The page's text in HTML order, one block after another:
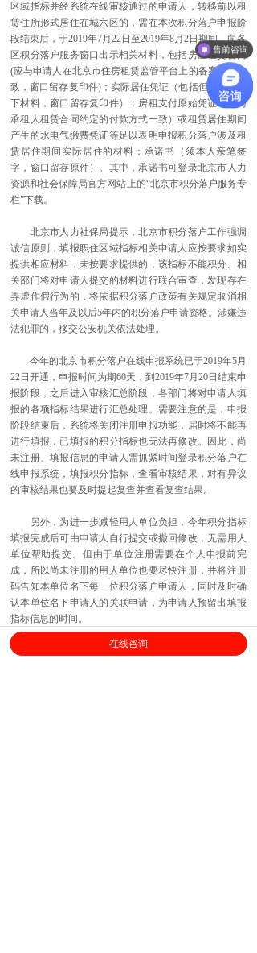
区域指标并经系统在线审核通过的申请人，转移前以租
赁住所形式居住在城六区的，需在本次积分落户申报阶
段结束后，于2019年7月22日至2019年8月2日期间，向各
区积分落户服务窗口出示相关材料，包括房屋租赁合同
(应与申请人在北京市住房租赁监管平台上的备案信息一
致，窗口留存复印件)；实际居住凭证（包括但不限于以
下材料，窗口留存复印件）：房租支付原始凭证（应与
承租人租赁合同约定的付款方式一致）或租赁居住期间
产生的水电气缴费凭证等足以表明申报积分落户涉及租
赁居住期间实际居住的材料；承诺书（须本人亲笔签
字，窗口留存原件）。其中，承诺书可登录北京市人力
资源和社会保障局官方网站上的“北京市积分落户服务专
栏”下载。
北京市人力社保局提示，北京市积分落户工作强调
诚信原则，填报职住区域指标相关申请人应按要求如实
提供相应材料，未按要求提供的，该指标不能积分。相
关部门将对申请人提交的材料进行联合审查，发现存在
弄虚作假行为的，将依据积分落户政策有关规定取消相
关申请人当年及以后5年内的积分落户申请资格。涉嫌违
法犯罪的，移交公安机关依法处理。
今年的北京市积分落户在线申报系统已于2019年5月
22日开通，申报时间为期60天，到2019年7月20日结束申
报阶段，之后进入审核汇总阶段，各部门将对申请人填
报的各项指标结果进行汇总处理。需要注意的是，申报
阶段结束后，系统将关闭注册申报功能，届时将不能再
进行填报，已填报的积分指标也无法再修改。因此，尚
未注册、填报信息的申请人需抓紧时间登录积分落户在
线申报系统，填报积分指标，查看审核结果，对有异议
的审核结果也要及时提起复查并查看复查结果。
另外，为进一步减轻用人单位负担，今年积分指标
填报完成后可由申请人自行提交或撤回修改，无需用人
单位帮助提交。但由于单位注册需要在个人申报前完
成，所以尚未注册的用人单位也要尽快注册，并将注册
码告知本单位名下每一位积分落户申请人，同时及时确
认本单位名下申请人的关联申请，为申请人预留出填报
指标信息的时间。
售前咨询
在线咨询